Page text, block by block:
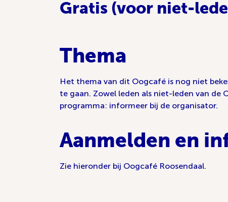
Gratis (voor niet-
Thema
Het thema van dit Oogcafé is nog niet
te gaan. Zowel leden als niet-leden van de
programma: informeer bij de organisator.
Aanmelden en
Zie hieronder bij Oogcafé Roosendaal.